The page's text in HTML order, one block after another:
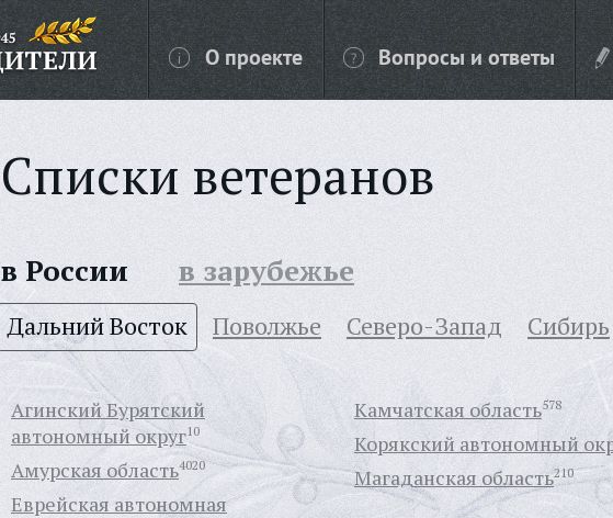
О проекте Вопросы и ответы
Списки ветеранов
в России в зарубежье
Дальний Восток Поволжье Северо-Запад Сибирь
Агинский Бурятский
автономный округ10
Амурская область4020
Еврейская автономная
Камчатская область578
Корякский автономный
Магаданская область210